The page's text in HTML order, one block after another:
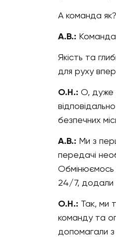
А команда
А.В.:
Якість та
для руху
О.Н.: О, дуже
безпечних
А.В.: Ми з
передачі
Обмінюємось
24/7, додали
О.Н.: Так, ми
команду та
допомагали з